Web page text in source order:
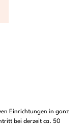
Einrichtungen in ganz
bei derzeit ca. 50